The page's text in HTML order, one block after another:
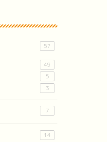
57
49
5
3
7
14